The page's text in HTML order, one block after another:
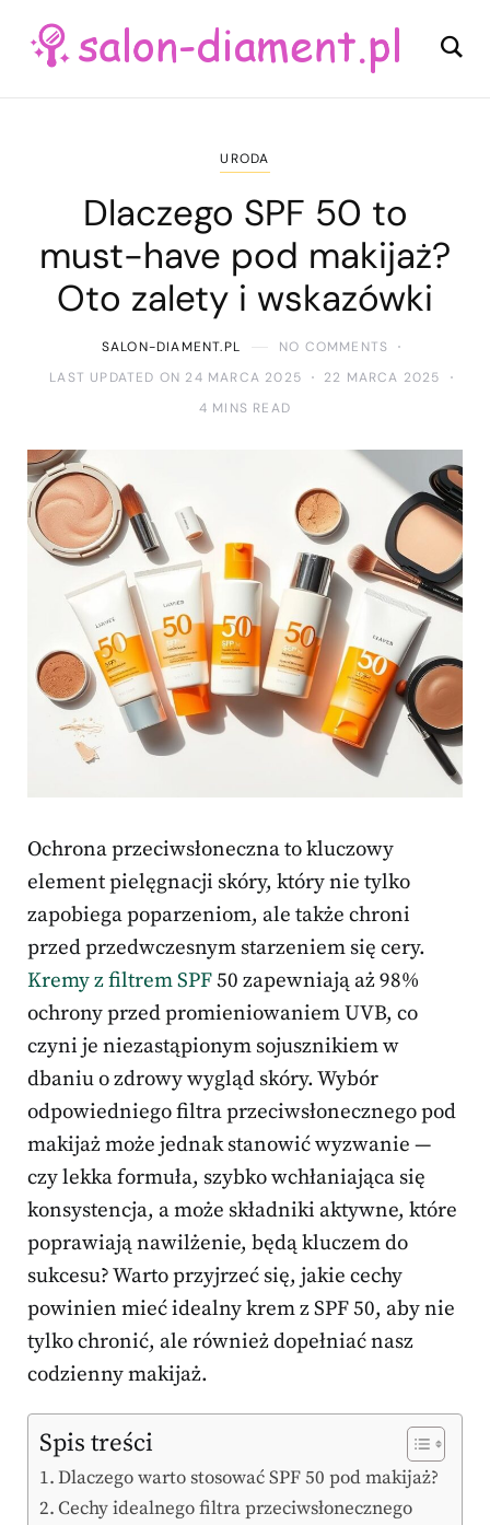
URODA
Dlaczego SPF 50 to
must-have pod makijaż?
Oto zalety i wskazówki
SALON-DIAMENT.PL
NO COMMENTS
LAST UPDATED ON 24 MARCA 2025
22 MARCA 2025
4 MINS READ
Ochrona przeciwsłoneczna to kluczowy
element pielęgnacji skóry, który nie tylko
zapobiega poparzeniom, ale także chroni
przed przedwczesnym starzeniem się cery.
Kremy z filtrem SPF50 zapewniają aż 98%
ochrony przed promieniowaniem UVB, co
czyni je niezastąpionym sojusznikiem w
dbaniu o zdrowy wygląd skóry. Wybór
odpowiedniego filtra przeciwsłonecznego pod
makijaż może jednak stanowić wyzwanie —
czy lekka formuła, szybko wchłaniająca się
konsystencja, a może składniki aktywne, które
poprawiają nawilżenie, będą kluczem do
sukcesu? Warto przyjrzeć się, jakie cechy
powinien mieć idealny krem z SPF 50, aby nie
tylko chronić, ale również dopełniać nasz
codzienny makijaż.
Spis treści
Dlaczego warto stosować SPF 50 pod makijaż?
Cechy idealnego filtra przeciwsłonecznego